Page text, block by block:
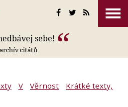
sebe!
archív citátů
V Věrnost
Krátké texty,